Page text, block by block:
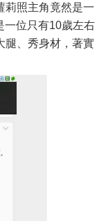
莉照主角竟然是一
一位只有10歲左右
腿、秀身材，著實